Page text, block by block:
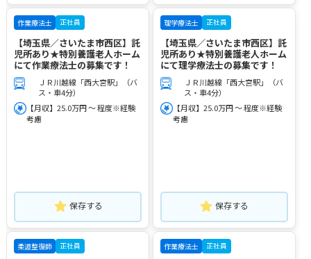
作業療法士 正社員
【埼玉県／さいたま市西区】託
児所あり★特別養護老人ホーム
にて作業療法士の募集です！
ＪＲ川越線「西大宮駅」（バ
ス・車4分）
【月収】25.0万円 ～ 程度※経験
考慮
保存する
理学療法士 正社員
【埼玉県／さいたま市西区】託
児所あり★特別養護老人ホーム
にて理学療法士の募集です！
ＪＲ川越線「西大宮駅」（バ
ス・車4分）
【月収】25.0万円 ～ 程度※経験
考慮
保存する
柔道整復師 正社員 作業療法士 正社員